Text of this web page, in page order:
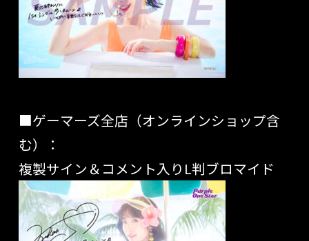
■ゲーマーズ全店（オンラインショップ含
む）：
複製サイン＆コメント入りL判ブロマイド